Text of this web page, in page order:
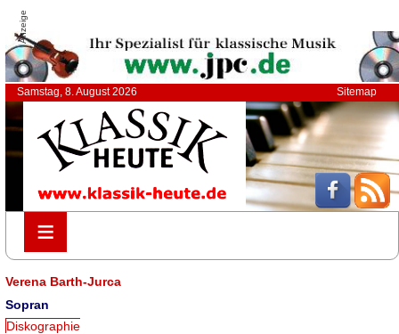
Anzeige
Samstag, 8. August 2026 Sitemap
≡
≡
Verena Barth-Jurca
Sopran
Diskographie